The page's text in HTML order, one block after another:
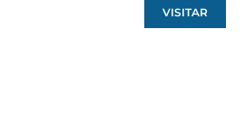
VISITAR